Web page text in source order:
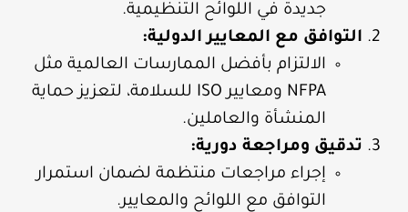
جديدة في اللوائح التنظيمية.
التوافق مع المعايير الدولية:
الالتزام بأفضل الممارسات العالمية مثل
NFPA ومعايير ISO للسلامة، لتعزيز حماية
المنشأة والعاملين.
تدقيق ومراجعة دورية:
إجراء مراجعات منتظمة لضمان استمرار
التوافق مع اللوائح والمعايير.